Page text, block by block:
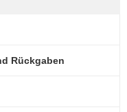
Rückgaben